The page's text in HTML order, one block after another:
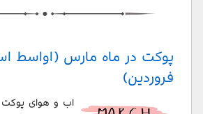
پوکت در ماه مارس (اواسط
فروردین)
اب و هوای پوکت